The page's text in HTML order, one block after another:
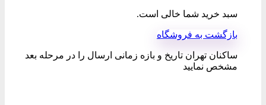
خرید شما خالی است.
به فروشگاه
تهران تاریخ و بازه زمانی ارسال را در مرحله بعد
نمایید